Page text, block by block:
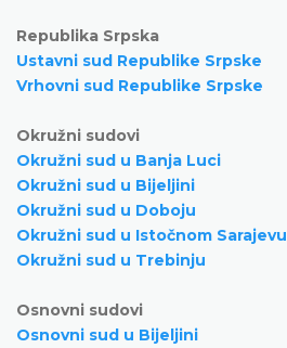
Republika Srpska
Ustavni sud Republike Srpske
Vrhovni sud Republike Srpske
Okružni sudovi
Okružni sud u Banja Luci
Okružni sud u Bijeljini
Okružni sud u Doboju
Okružni sud u Istočnom Sarajevu
Okružni sud u Trebinju
Osnovni sudovi
Osnovni sud u Bijeljini